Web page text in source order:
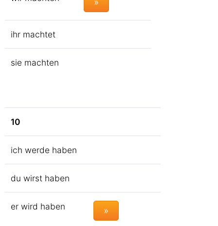
ihr machtet
sie machten
10
ich werde haben
du wirst haben
er wird haben »